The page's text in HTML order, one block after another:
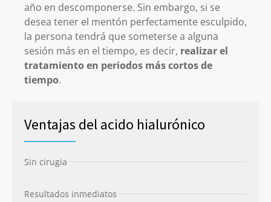
año en descomponerse. Sin embargo, si se
desea tener el mentón perfectamente esculpido,
la persona tendrá que someterse a alguna
sesión más en el tiempo, es decir, realizar el
tratamiento en periodos más cortos de
tiempo.
Ventajas del acido hialurónico
Sin cirugia
Resultados inmediatos